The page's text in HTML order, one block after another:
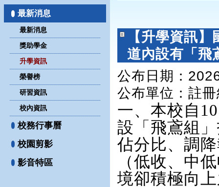
最新消息
最新消息
獎助學金
升學資訊
榮譽榜
研習資訊
校內資訊
校務行事曆
校園剪影
影音特區
【升學資訊
道內設有「飛
公布日期：
公布單位 ：註
一、本校自
設「飛鳶組
佔分比、調
（低收、中
境卻積極向